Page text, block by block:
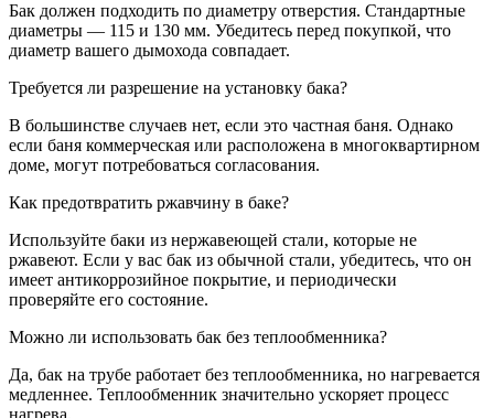
Бак должен подходить по диаметру отверстия. Стандартные
диаметры — 115 и 130 мм. Убедитесь перед покупкой, что
диаметр вашего дымохода совпадает.
Требуется ли разрешение на установку бака?
В большинстве случаев нет, если это частная баня. Однако
если баня коммерческая или расположена в многоквартирном
доме, могут потребоваться согласования.
Как предотвратить ржавчину в баке?
Используйте баки из нержавеющей стали, которые не
ржавеют. Если у вас бак из обычной стали, убедитесь, что он
имеет антикоррозийное покрытие, и периодически
проверяйте его состояние.
Можно ли использовать бак без теплообменника?
Да, бак на трубе работает без теплообменника, но нагревается
медленнее. Теплообменник значительно ускоряет процесс